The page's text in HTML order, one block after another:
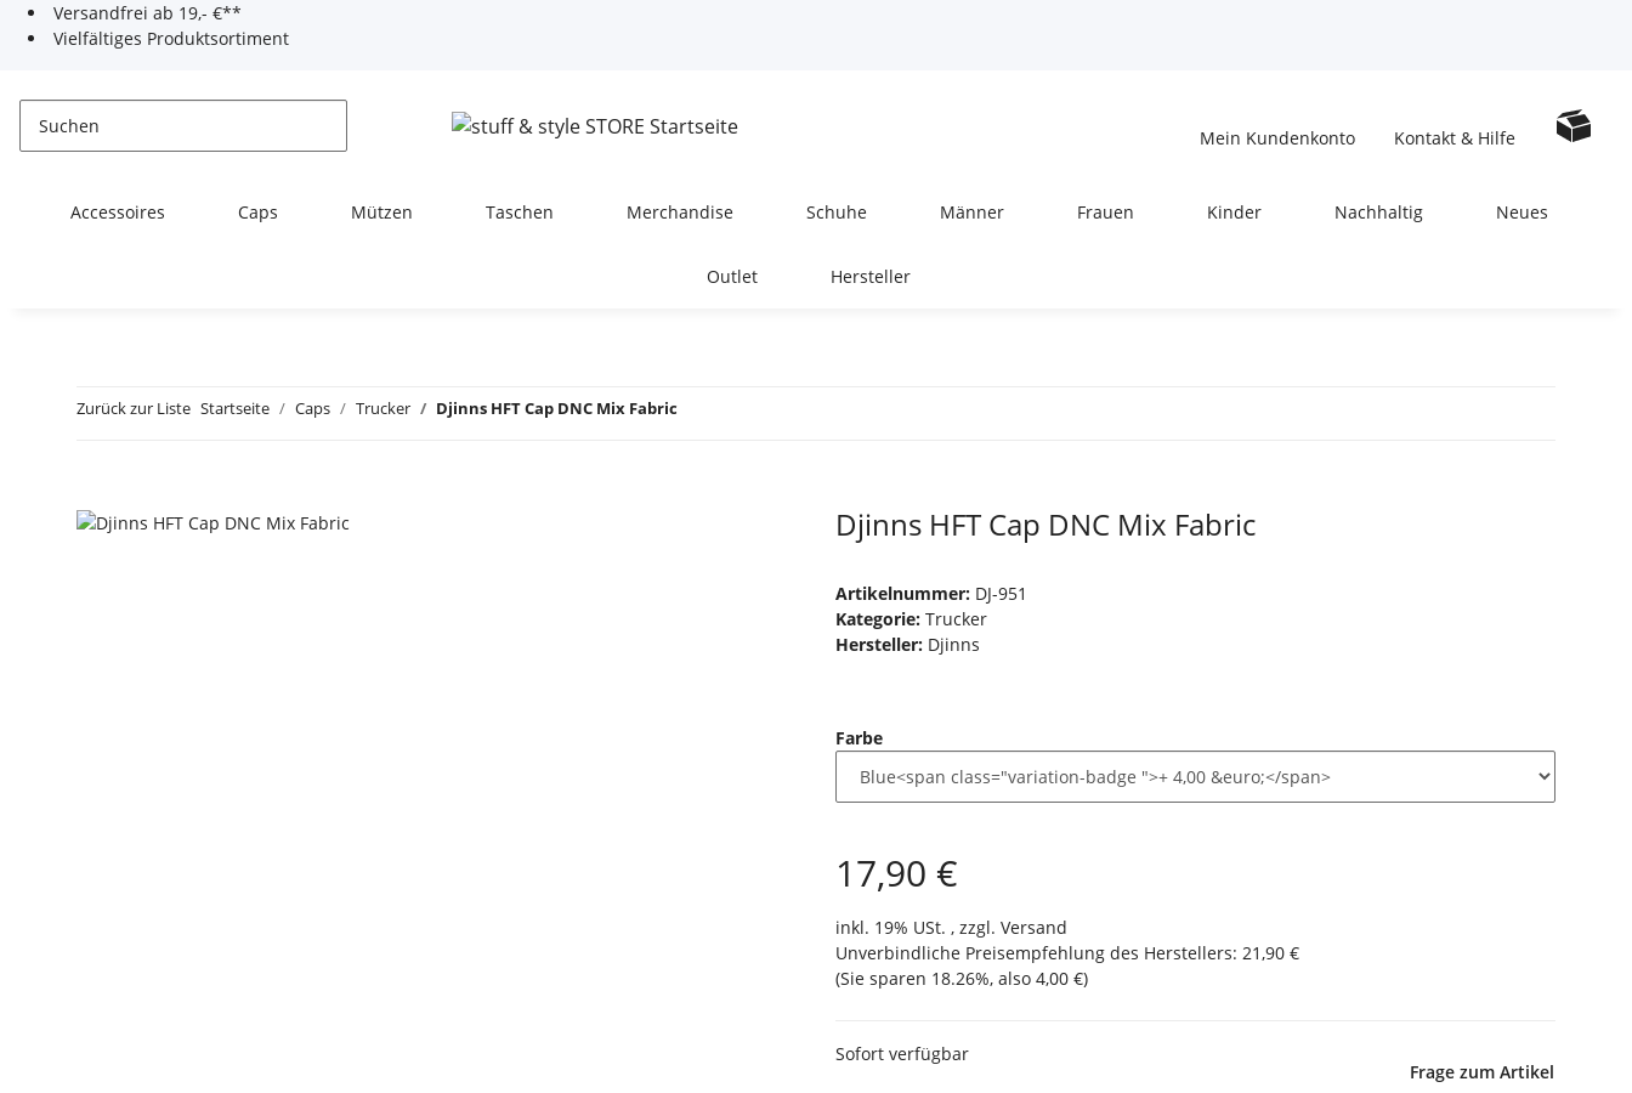
Versandfrei ab 19,- €**
Vielfältiges Produktsortiment
Mein Kundenkonto Kontakt & Hilfe
Accessoires Caps Mützen Taschen Merchandise Schuhe Männer Frauen Kinder Nachhaltig Neues
Outlet Hersteller
Zurück zur Liste Startseite Caps Trucker Djinns HFT Cap DNC Mix Fabric
Djinns HFT Cap DNC Mix Fabric
Artikelnummer: DJ-951
Kategorie: Trucker
Hersteller: Djinns
Farbe
17,90 €
inkl. 19% USt. , zzgl. Versand
Unverbindliche Preisempfehlung des Herstellers: 21,90 €
(Sie sparen 18.26%, also 4,00 €)
Sofort verfügbar
Frage zum Artikel